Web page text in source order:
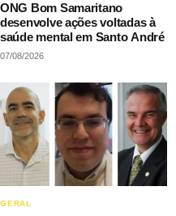
ONG Bom Samaritano
desenvolve ações voltadas à
saúde mental em Santo André
07/08/2026
GERAL